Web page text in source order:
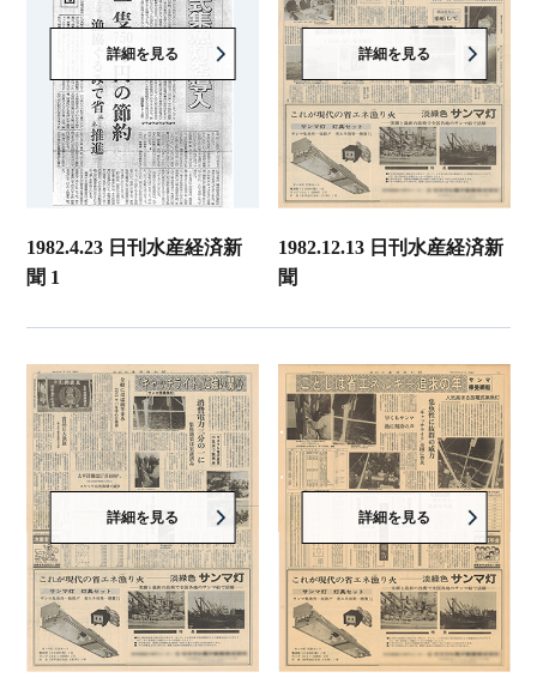
詳細を見る
1982.4.23 日刊水産経済新
聞 1
詳細を見る
1982.12.13 日刊水産経済新
聞
詳細を見る 詳細を見る